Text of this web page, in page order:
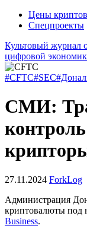
Цены
Спецпроекты
Культовый журнал
цифровой
#CFTC#SEC
СМИ:
27.11.2024 ForkLog
Администрация
криптовалюты
Business.